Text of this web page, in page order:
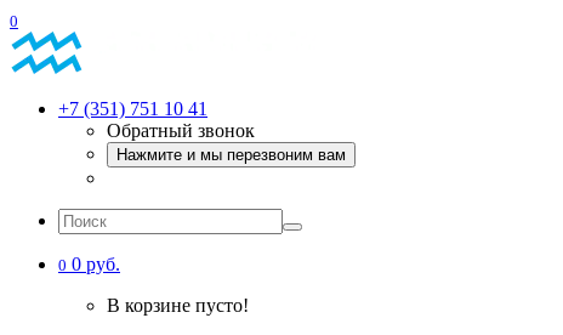
0
+7 (351) 751 10 41
Обратный звонок
Нажмите и мы перезвоним вам
0 0 руб.
В корзине пусто!